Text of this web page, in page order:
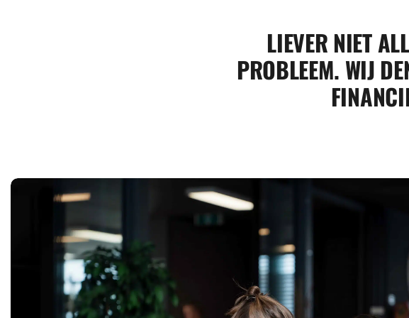
LIEVER NIET
PROBLEEM. WIJ